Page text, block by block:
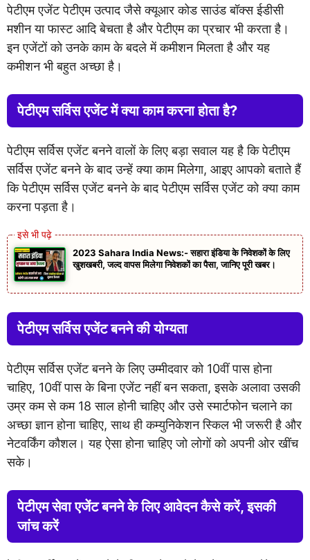
पेटीएम एजेंट पेटीएम उत्पाद जैसे क्यूआर कोड साउंड बॉक्स ईडीसी
मशीन या फास्ट आदि बेचता है और पेटीएम का प्रचार भी करता है।
इन एजेंटों को उनके काम के बदले में कमीशन मिलता है और यह
कमीशन भी बहुत अच्छा है।
पेटीएम सर्विस एजेंट में क्या काम करना होता है?
पेटीएम सर्विस एजेंट बनने वालों के लिए बड़ा सवाल यह है कि पेटीएम
सर्विस एजेंट बनने के बाद उन्हें क्या काम मिलेगा, आइए आपको बताते हैं
कि पेटीएम सर्विस एजेंट बनने के बाद पेटीएम सर्विस एजेंट को क्या काम
करना पड़ता है।
2023 Sahara India News:- सहारा इंडिया के निवेशकों के लिए
खुशखबरी, जल्द वापस मिलेगा निवेशकों का पैसा, जानिए पूरी खबर।
पेटीएम सर्विस एजेंट बनने की योग्यता
पेटीएम सर्विस एजेंट बनने के लिए उम्मीदवार को 10वीं पास होना
चाहिए, 10वीं पास के बिना एजेंट नहीं बन सकता, इसके अलावा उसकी
उम्र कम से कम 18 साल होनी चाहिए और उसे स्मार्टफोन चलाने का
अच्छा ज्ञान होना चाहिए, साथ ही कम्युनिकेशन स्किल भी जरूरी है और
नेटवर्किंग कौशल। यह ऐसा होना चाहिए जो लोगों को अपनी ओर खींच
सके।
पेटीएम सेवा एजेंट बनने के लिए आवेदन कैसे करें, इसकी
जांच करें